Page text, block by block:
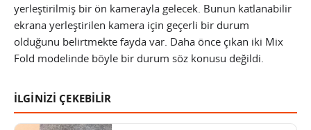
yerleştirilmiş bir ön kamerayla gelecek. Bunun katlanabilir
ekrana yerleştirilen kamera için geçerli bir durum
olduğunu belirtmekte fayda var. Daha önce çıkan iki Mix
Fold modelinde böyle bir durum söz konusu değildi.
İLGİNİZİ ÇEKEBİLİR